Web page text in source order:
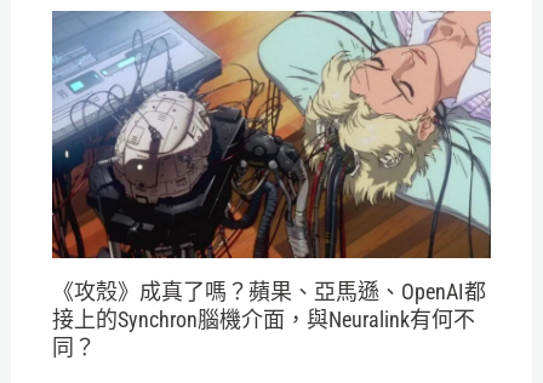
《攻殼》成真了嗎？蘋果、亞馬遜、OpenAI都
接上的Synchron腦機介面，與Neuralink有何不
同？